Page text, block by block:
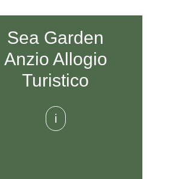
Sea Garden
Anzio Allogio
Turistico
i